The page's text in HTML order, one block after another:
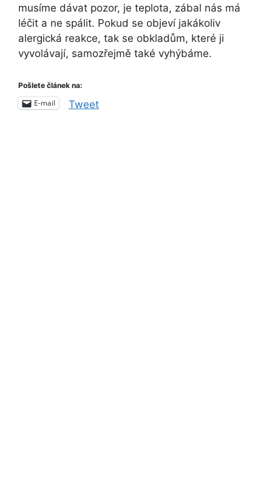
musíme dávat pozor, je teplota, zábal nás má
léčit a ne spálit. Pokud se objeví jakákoliv
alergická reakce, tak se obkladům, které ji
vyvolávají, samozřejmě také vyhýbáme.
Pošlete článek na:
E-mail Tweet